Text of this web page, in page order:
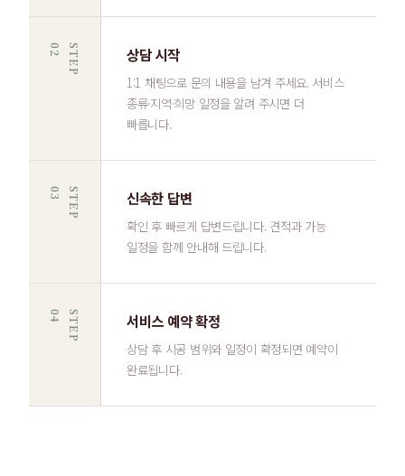
S
T
E
P
0
2 상담 시작
1:1 채팅으로 문의 내용을 남겨 주세요. 서비스
종류·지역·희망 일정을 알려 주시면 더
빠릅니다.
S
T
E
P
0
3 신속한 답변
확인 후 빠르게 답변드립니다. 견적과 가능
일정을 함께 안내해 드립니다.
S
T
E
P
0
4 서비스 예약 확정
상담 후 시공 범위와 일정이 확정되면 예약이
완료됩니다.